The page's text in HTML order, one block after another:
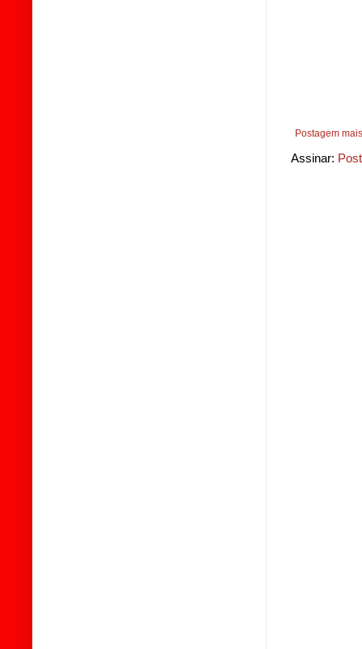
Postagem
Assinar: